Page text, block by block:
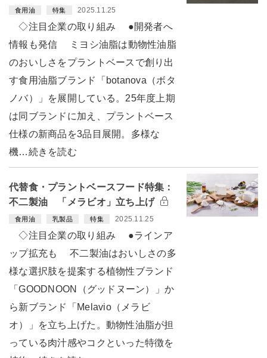
食用油 特集 2025.11.25
◇注目企業の取り組み ●開発者へ
情報も発信 ミヨシ油脂は動物性油脂
のおいしさをプラントベースで創り出
す食用油脂ブランド「botanova（ボタ
ノバ）」を展開している。25年度上期
は同ブランドに加え、プラントベース
仕様の新商品を3品目展開。多様な
機…続きを読む
代替食・プラントベースフード特集：
不二製油 「メラビオ」立ち上げ
食用油 乳製品 特集 2025.11.25
◇注目企業の取り組み ●ラインア
ップ拡充も 不二製油はおいしさの多
様な選択肢を提案する植物性ブランド
「GOODNOON（グッドヌーン）」か
ら新ブランド「Melavio（メラビ
オ）」を立ち上げた。動物性油脂が担
っている肉汁感やコクといった特徴を